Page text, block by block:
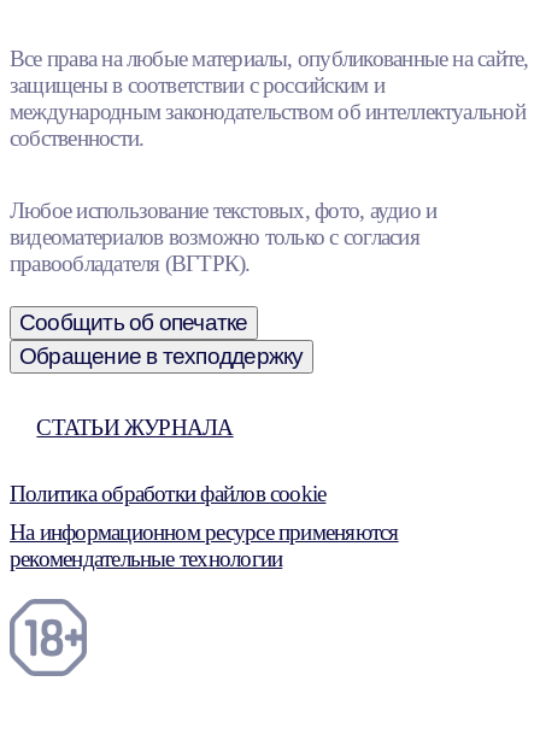
Все права на любые материалы, опубликованные на сайте,
защищены в соответствии с российским и
международным законодательством об интеллектуальной
собственности.
Любое использование текстовых, фото, аудио и
видеоматериалов возможно только с согласия
правообладателя (ВГТРК).
Сообщить об опечатке
Обращение в техподдержку
СТАТЬИ ЖУРНАЛА
Политика обработки файлов cookie
На информационном ресурсе применяются
рекомендательные технологии